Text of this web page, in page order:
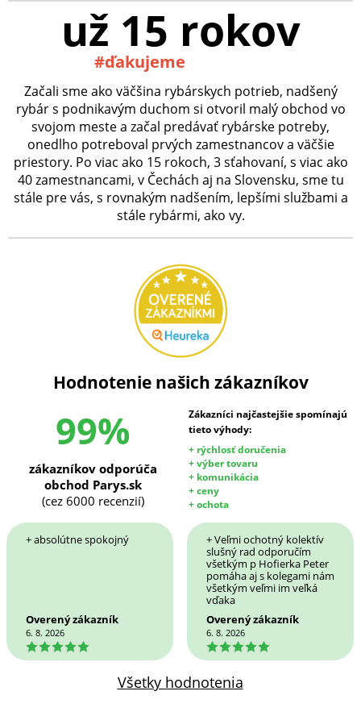
už 15 rokov
#ďakujeme
Začali sme ako väčšina rybárskych potrieb, nadšený
rybár s podnikavým duchom si otvoril malý obchod vo
svojom meste a začal predávať rybárske potreby,
onedlho potreboval prvých zamestnancov a väčšie
priestory. Po viac ako 15 rokoch, 3 sťahovaní, s viac ako
40 zamestnancami, v Čechách aj na Slovensku, sme tu
stále pre vás, s rovnakým nadšením, lepšími službami a
stále rybármi, ako vy.
Hodnotenie našich zákazníkov
99%
Zákazníci najčastejšie spomínajú
tieto výhody:
+ rýchlosť doručenia
+ výber tovaru
+ komunikácia
+ ceny
+ ochota
zákazníkov odporúča
obchod Parys.sk
(cez 6000 recenzií)
+ absolútne spokojný
Overený zákazník
6. 8. 2026
5
+ Veľmi ochotný kolektív
slušný rad odporučím
všetkým p Hofierka Peter
pomáha aj s kolegami nám
všetkým veľmi im veľká
vďaka
Overený zákazník
6. 8. 2026
5
Všetky hodnotenia